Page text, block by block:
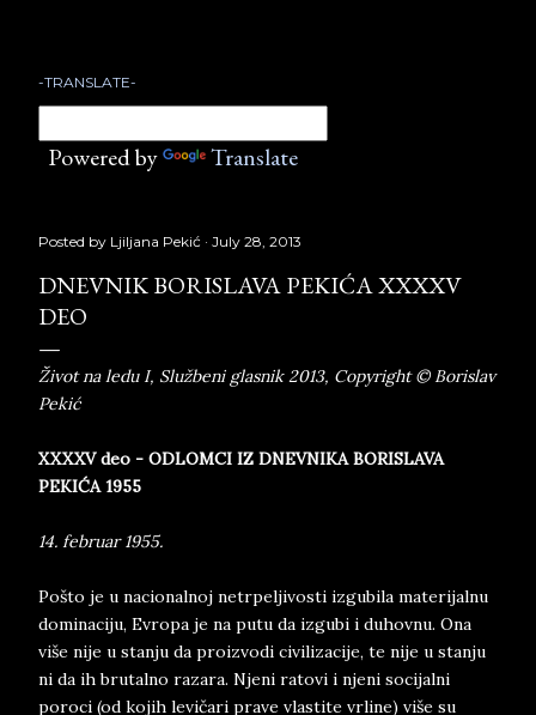
-TRANSLATE-
Powered by Translate
Posted by Ljiljana Pekić July 28, 2013
DNEVNIK BORISLAVA PEKIĆA XXXXV
DEO
Život na ledu I, Službeni glasnik 2013, Copyright © Borislav
Pekić
XXXXV deo - ODLOMCI IZ DNEVNIKA BORISLAVA
PEKIĆA 1955
14. februar 1955.
Pošto je u nacionalnoj netrpeljivosti izgubila materijalnu
dominaciju, Evropa je na putu da izgubi i duhovnu. Ona
više nije u stanju da proizvodi civilizacije, te nije u stanju
ni da ih brutalno razara. Njeni ratovi i njeni socijalni
poroci (od kojih levičari prave vlastite vrline) više su